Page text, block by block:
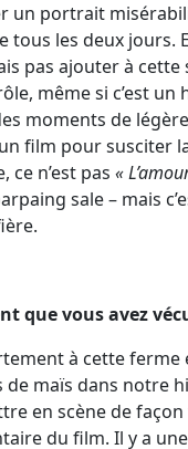
un portrait
tous les deux
pas ajouter à
même si c’est
moments de
un film pour
ce n’est pas «
sale – mais
que vous avez
à cette ferme
maïs dans notre
en scène de
du film. Il y a